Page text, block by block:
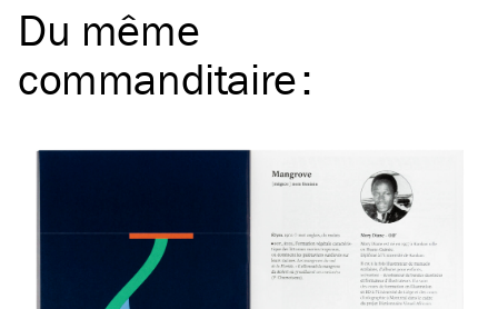
Du même
commanditaire: